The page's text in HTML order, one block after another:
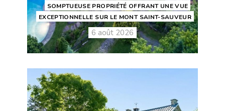
SOMPTUEUSE PROPRIÉTÉ OFFRANT UNE VUE
EXCEPTIONNELLE SUR LE MONT SAINT-SAUVEUR
6 août 2026